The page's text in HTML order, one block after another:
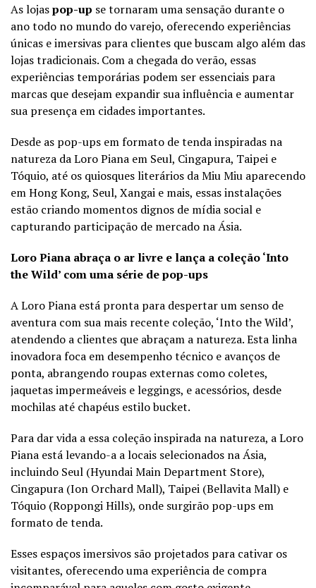
As lojaspop-up se tornaram uma sensação durante o
ano todo no mundo do varejo, oferecendo experiências
únicas e imersivas para clientes que buscam algo além das
lojas tradicionais. Com a chegada do verão, essas
experiências temporárias podem ser essenciais para
marcas que desejam expandir sua influência e aumentar
sua presença em cidades importantes.
Desde as pop-ups em formato de tenda inspiradas na
natureza da Loro Piana em Seul, Cingapura, Taipei e
Tóquio, até os quiosques literários da Miu Miu aparecendo
em Hong Kong, Seul, Xangai e mais, essas instalações
estão criando momentos dignos de mídia social e
capturando participação de mercado na Ásia.
Loro Piana abraça o ar livre e lança a coleção ‘Into
the Wild’ com uma série de pop-ups
A Loro Piana está pronta para despertar um senso de
aventura com sua mais recente coleção, ‘Into the Wild’,
atendendo a clientes que abraçam a natureza. Esta linha
inovadora foca em desempenho técnico e avanços de
ponta, abrangendo roupas externas como coletes,
jaquetas impermeáveis e leggings, e acessórios, desde
mochilas até chapéus estilo bucket.
Para dar vida a essa coleção inspirada na natureza, a Loro
Piana está levando-a a locais selecionados na Ásia,
incluindo Seul (Hyundai Main Department Store),
Cingapura (Ion Orchard Mall), Taipei (Bellavita Mall) e
Tóquio (Roppongi Hills), onde surgirão pop-ups em
formato de tenda.
Esses espaços imersivos são projetados para cativar os
visitantes, oferecendo uma experiência de compra